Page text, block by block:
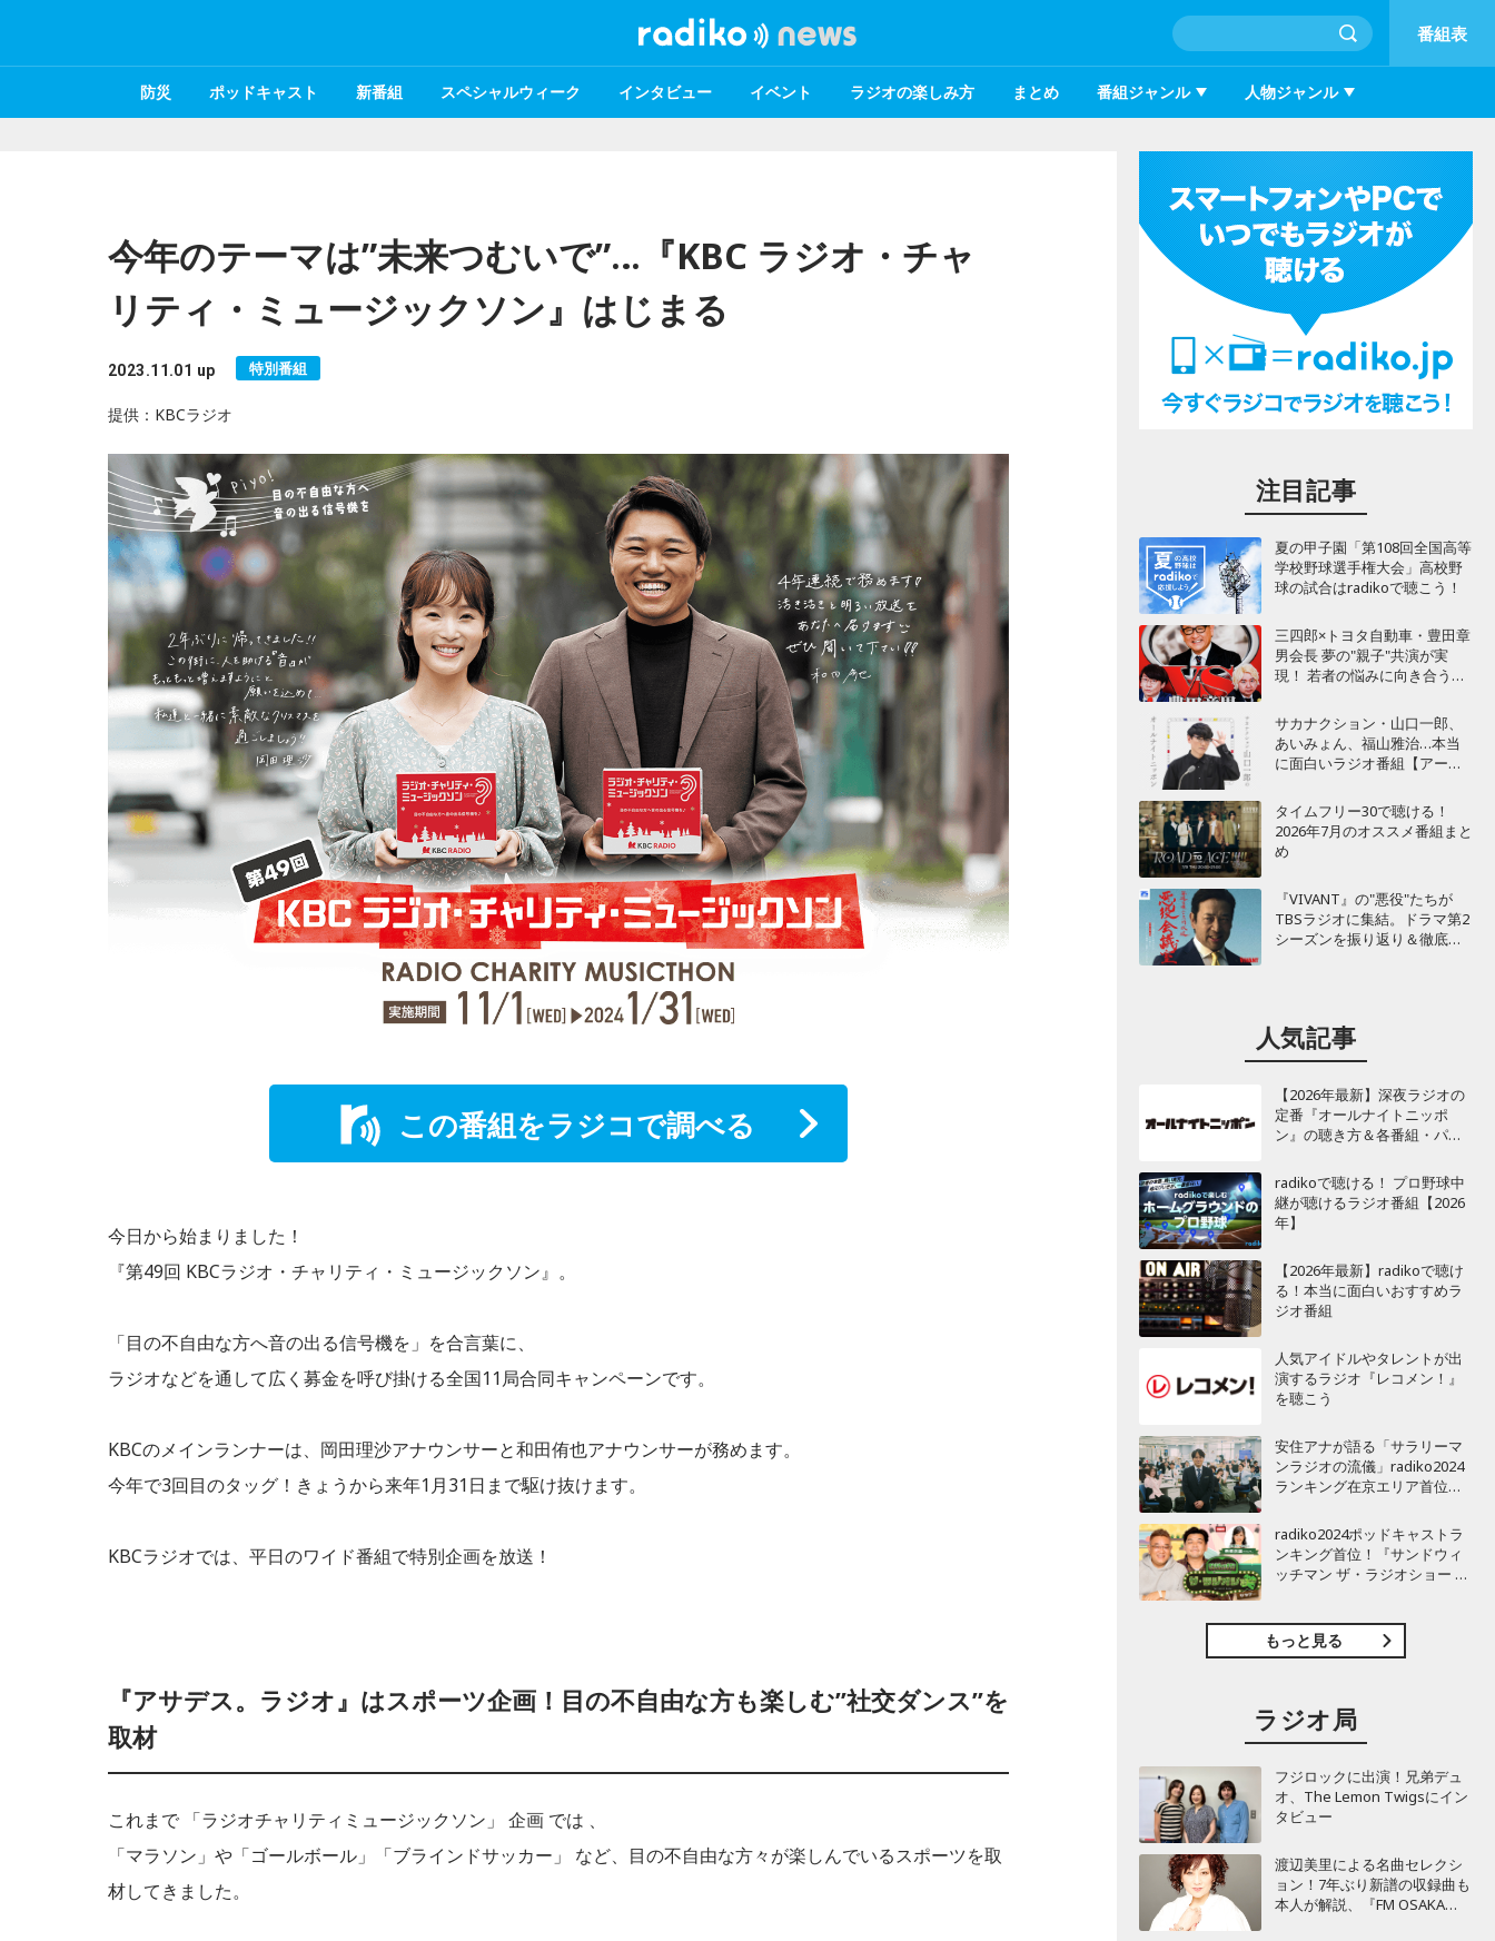
番組表
防災 ポッドキャスト 新番組 スペシャルウィーク インタビュー イベント ラジオの楽しみ方 まとめ 番組ジャンル 人物ジャンル
今年のテーマは”未来つむいで”…『KBC ラジオ・チャ
リティ・ミュージックソン』はじまる
2023.11.01 up 特別番組
提供：KBCラジオ
この番組をラジコで調べる
今日から始まりました！
『第49回 KBCラジオ・チャリティ・ミュージックソン』。
「目の不自由な方へ音の出る信号機を」を合言葉に、
ラジオなどを通して広く募金を呼び掛ける全国11局合同キャンペーンです。
KBCのメインランナーは、岡田理沙アナウンサーと和田侑也アナウンサーが務めます。
今年で3回目のタッグ！きょうから来年1月31日まで駆け抜けます。
KBCラジオでは、平日のワイド番組で特別企画を放送！
『アサデス。ラジオ』はスポーツ企画！目の不自由な方も楽しむ”社交ダンス”を
取材
これまで 「ラジオチャリティミュージックソン」 企画 では 、
「マラソン」や「ゴールボール」「ブラインドサッカー」 など、目の不自由な方々が楽しんでいるスポーツを取
材してきました。
注目記事
夏の甲子園「第108回全国高等
学校野球選手権大会」高校野
球の試合はradikoで聴こう！
三四郎×トヨタ自動車・豊田章
男会長 夢の"親子"共演が実
現！ 若者の悩みに向き合うポ
サカナクション・山口一郎、
あいみょん、福山雅治…本当
に面白いラジオ番組【アーテ
タイムフリー30で聴ける！
2026年7月のオススメ番組まと
め
『VIVANT』の"悪役"たちが
TBSラジオに集結。ドラマ第2
シーズンを振り返り＆徹底考
人気記事
【2026年最新】深夜ラジオの
定番『オールナイトニッポ
ン』の聴き方＆各番組・パー
radikoで聴ける！ プロ野球中
継が聴けるラジオ番組【2026
年】
【2026年最新】radikoで聴け
る！本当に面白いおすすめラ
ジオ番組
人気アイドルやタレントが出
演するラジオ『レコメン！』
を聴こう
安住アナが語る「サラリーマ
ンラジオの流儀」radiko2024
ランキング在京エリア首位
曜天国』インタビュー
radiko2024ポッドキャストラ
ンキング首位！『サンドウィ
ッチマン ザ・ラジオショー サ
もっと見る
ラジオ局
フジロックに出演！兄弟デュ
オ、The Lemon Twigsにイン
タビュー
渡辺美里による名曲セレクシ
ョン！7年ぶり新譜の収録曲も
本人が解説、『FM OSAKA